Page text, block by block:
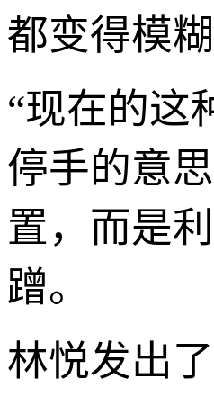
都变得模糊
“现在的这
停手的意
置，而是
蹭。
林悦发出